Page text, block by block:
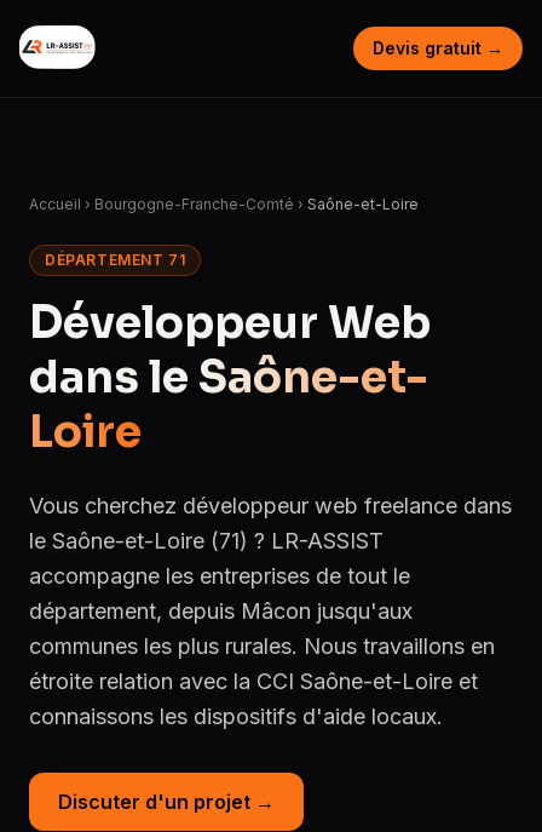
Devis gratuit →
Accueil › Bourgogne-Franche-Comté › Saône-et-Loire
DÉPARTEMENT 71
Développeur Web
dans le Saône-et-
Loire
Vous cherchez développeur web freelance dans
le Saône-et-Loire (71) ? LR-ASSIST
accompagne les entreprises de tout le
département, depuis Mâcon jusqu'aux
communes les plus rurales. Nous travaillons en
étroite relation avec la CCI Saône-et-Loire et
connaissons les dispositifs d'aide locaux.
Discuter d'un projet →